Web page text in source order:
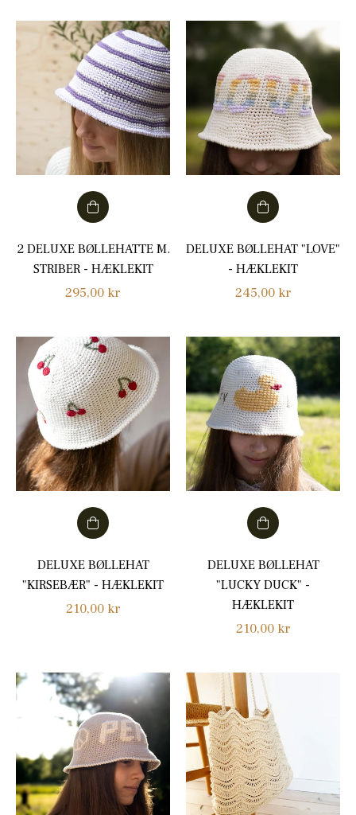
2 DELUXE BØLLEHATTE M.
STRIBER - HÆKLEKIT
Normalpris
295,00 kr
DELUXE BØLLEHAT "LOVE"
- HÆKLEKIT
Normalpris
245,00 kr
DELUXE BØLLEHAT
"KIRSEBÆR" - HÆKLEKIT
Normalpris
210,00 kr
DELUXE BØLLEHAT
"LUCKY DUCK" -
HÆKLEKIT
Normalpris
210,00 kr